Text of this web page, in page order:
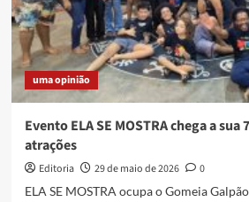
Desenvolvimento
Cultural
uma opinião
Evento ELA SE MOSTRA chega a sua
atrações
Editoria 29 de maio de 2026
0
ELA SE MOSTRA ocupa o Gomeia